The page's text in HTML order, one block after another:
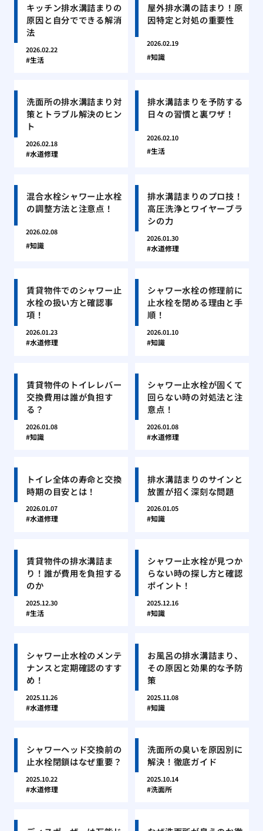
キッチン排水溝詰まりの
原因と自分でできる解消
法
2026.02.22
生活
屋外排水溝の詰まり！原
因特定と対処の重要性
2026.02.19
知識
洗面所の排水溝詰まり対
策とトラブル解決のヒン
ト
2026.02.18
水道修理
排水溝詰まりを予防する
日々の習慣と裏ワザ！
2026.02.10
生活
混合水栓シャワー止水栓
の調整方法と注意点！
2026.02.08
知識
排水溝詰まりのプロ技！
高圧洗浄とワイヤーブラ
シの力
2026.01.30
水道修理
賃貸物件でのシャワー止
水栓の扱い方と確認事
項！
2026.01.23
水道修理
シャワー水栓の修理前に
止水栓を閉める理由と手
順！
2026.01.10
知識
賃貸物件のトイレレバー
交換費用は誰が負担す
る？
2026.01.08
知識
シャワー止水栓が固くて
回らない時の対処法と注
意点！
2026.01.08
水道修理
トイレ全体の寿命と交換
時期の目安とは！
2026.01.07
水道修理
排水溝詰まりのサインと
放置が招く深刻な問題
2026.01.05
知識
賃貸物件の排水溝詰ま
り！誰が費用を負担する
のか
2025.12.30
生活
シャワー止水栓が見つか
らない時の探し方と確認
ポイント！
2025.12.16
知識
シャワー止水栓のメンテ
ナンスと定期確認のすす
め！
2025.11.26
水道修理
お風呂の排水溝詰まり、
その原因と効果的な予防
策
2025.11.08
知識
シャワーヘッド交換前の
止水栓閉鎖はなぜ重要？
2025.10.22
水道修理
洗面所の臭いを原因別に
解決！徹底ガイド
2025.10.14
洗面所